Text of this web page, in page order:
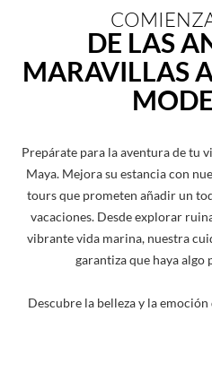
DE LAS
MARAVILLAS
Prepárate para la aventura de tu
Maya. Mejora su estancia con
tours que prometen añadir un
vacaciones. Desde explorar
vibrante vida marina, nuestra
garantiza que haya algo
Descubre la belleza y la